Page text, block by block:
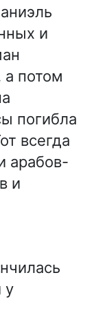
и
а потом
погибла
всегда
арабов-
и
у